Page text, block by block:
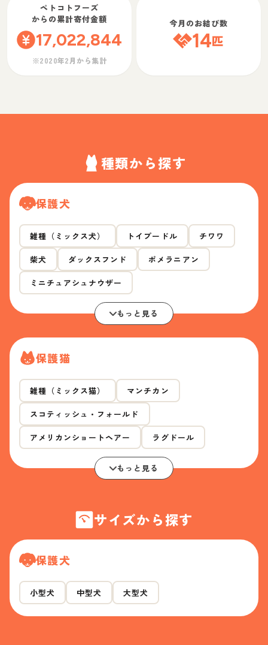
ペトコトフーズ
からの累計寄付金額
17,022,844
※2020年2月から集計
今月のお結び数
14匹
種類から探す
保護犬
雑種（ミックス犬） トイプードル チワワ
柴犬 ダックスフンド ポメラニアン
ミニチュアシュナウザー
もっと見る
保護猫
雑種（ミックス猫） マンチカン
スコティッシュ・フォールド
アメリカンショートヘアー ラグドール
もっと見る
サイズから探す
保護犬
小型犬 中型犬 大型犬